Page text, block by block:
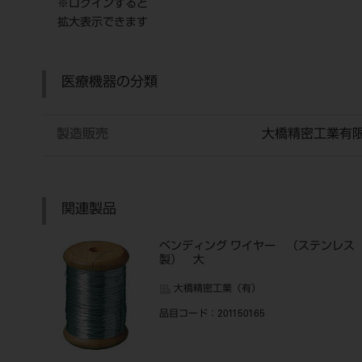
※ログインすると
拡大表示できます
医療機器の分類
製造販売 大橋精密工業有
関連製品
ベンディング ワイヤー （ステンレス
製） 大
大橋精密工業（有）
品目コード ：201150165